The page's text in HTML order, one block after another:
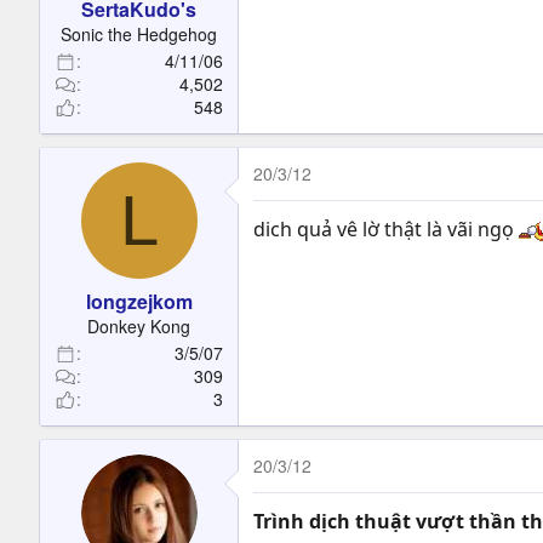
SertaKudo's
Sonic the Hedgehog
4/11/06
4,502
548
L
longzejkom
Donkey Kong
3/5/07
309
3
20/3/12
dich quả vê lờ thật là vãi ngọ
20/3/12
Trình dịch thuật vượt thần